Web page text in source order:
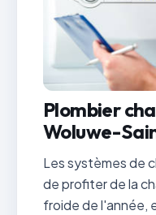
Plombier
Woluwe-
Les systèmes de
de profiter de la
froide de l'année,